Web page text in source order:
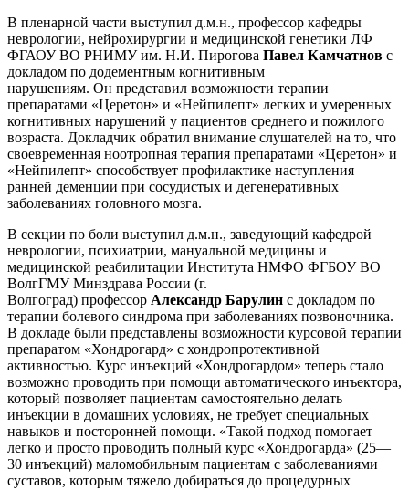
В пленарной части выступил д.м.н., профессор кафедры
неврологии, нейрохирургии и медицинской генетики ЛФ
ФГАОУ ВО РНИМУ им. Н.И. Пирогова Павел Камчатнов с
докладом по додементным когнитивным
нарушениям. Он представил возможности терапии
препаратами «Церетон» и «Нейпилепт» легких и умеренных
когнитивных нарушений у пациентов среднего и пожилого
возраста. Докладчик обратил внимание слушателей на то, что
своевременная ноотропная терапия препаратами «Церетон» и
«Нейпилепт» способствует профилактике наступления
ранней деменции при сосудистых и дегенеративных
заболеваниях головного мозга.
В секции по боли выступил д.м.н., заведующий кафедрой
неврологии, психиатрии, мануальной медицины и
медицинской реабилитации Института НМФО ФГБОУ ВО
ВолгГМУ Минздрава России (г.
Волгоград) профессор Александр Барулин с докладом по
терапии болевого синдрома при заболеваниях позвоночника.
В докладе были представлены возможности курсовой терапии
препаратом «Хондрогард» с хондропротективной
активностью. Курс инъекций «Хондрогардом» теперь стало
возможно проводить при помощи автоматического инъектора,
который позволяет пациентам самостоятельно делать
инъекции в домашних условиях, не требует специальных
навыков и посторонней помощи. «Такой подход помогает
легко и просто проводить полный курс «Хондрогарда» (25—
30 инъекций) маломобильным пациентам с заболеваниями
суставов, которым тяжело добираться до процедурных